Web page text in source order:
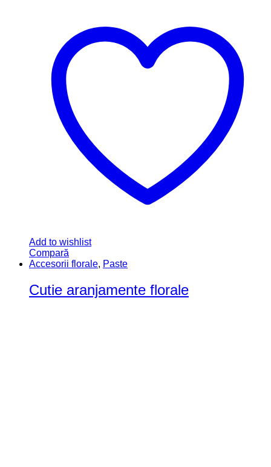
Add to wishlist
Compară
Accesorii florale, Paste
Cutie aranjamente florale